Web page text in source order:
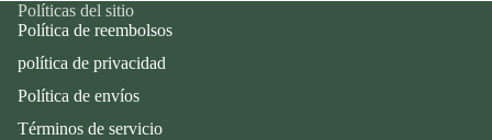
Políticas del sitio
Política de reembolsos
política de privacidad
Política de envíos
Términos de servicio